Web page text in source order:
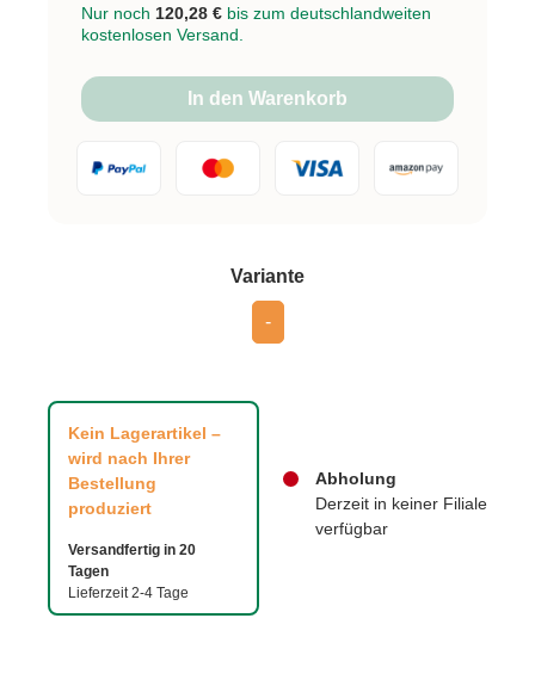
Kein Lagerartikel –
wird nach Ihrer
Bestellung
produziert
Versandfertig in 20
Tagen
Lieferzeit 2-4 Tage
Abholung
Derzeit in keiner Filiale
verfügbar
Varianteauswählen
-
Nur noch 120,28 € bis zum deutschlandweiten
kostenlosen Versand.
In den Warenkorb